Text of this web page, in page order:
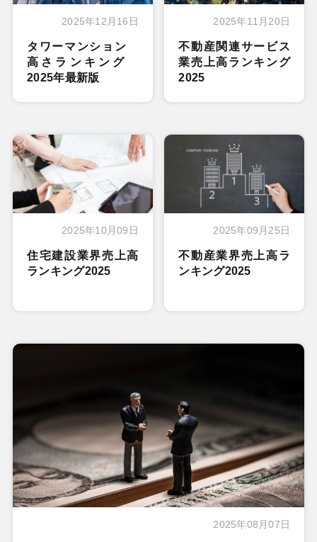
2025年12月16日
タワーマンション
高さランキング
2025年最新版
2025年11月20日
不動産関連サービス
業売上高ランキング
2025
2025年10月09日
住宅建設業界売上高
ランキング2025
2025年09月25日
不動産業界売上高ラ
ンキング2025
2025年08月07日